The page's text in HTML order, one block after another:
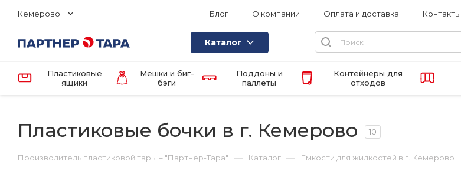
Кемерово Блог О компании Оплата и доставка Контакты
Каталог
Пластиковые
ящики
Мешки и биг-
бэги
Поддоны и
паллеты
Контейнеры для
отходов
Пластиковые бочки в г. Кемерово 10
Производитель пластиковой тары – "Партнер-Тара" — Каталог — Емкости для жидкостей в г. Кемерово